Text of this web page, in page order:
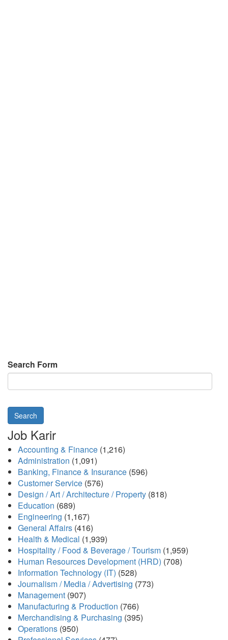
Search Form
Search
Job Karir
Accounting & Finance (1,216)
Administration (1,091)
Banking, Finance & Insurance (596)
Customer Service (576)
Design / Art / Architecture / Property (818)
Education (689)
Engineering (1,167)
General Affairs (416)
Health & Medical (1,939)
Hospitality / Food & Beverage / Tourism (1,959)
Human Resources Development (HRD) (708)
Information Technology (IT) (528)
Journalism / Media / Advertising (773)
Management (907)
Manufacturing & Production (766)
Merchandising & Purchasing (395)
Operations (950)